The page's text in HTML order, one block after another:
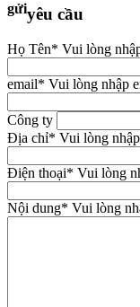
gửiyêu cầu
Họ Tên* Vui lòng
email* Vui lòng nhập
Công ty
Địa chỉ* Vui lòng
Điện thoại* Vui lòng
Nội dung* Vui lòng